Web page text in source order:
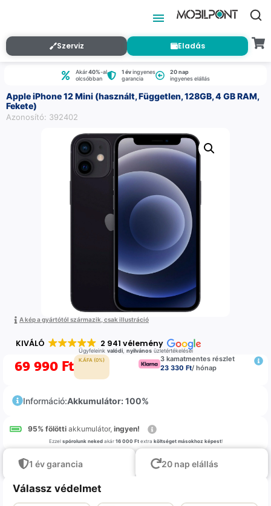
Szerviz Eladás
Akár40%-al
olcsóbban
1 évingyenes
garancia
20 nap
ingyenes elállás
Apple iPhone 12 Mini (használt, Független, 128GB, 4 GB RAM,
Fekete)
Azonosító: 392402
A kép a gyártótól származik, csak illustráció
KIVÁLÓ 2 941 vélemény
Ügyfeleink valódi, nyilvánosüzletértékelései
69 990 Ft K.ÁFA (0%)
3 kamatmentes részlet
23 330 Ft/ hónap
Információ:Akkumulátor: 100%
95% fölötti akkumulátor, ingyen!
Ezzel spórolunk nekedakár 16 000 Ftextra költséget másokhoz képest!
1 év garancia 20 nap elállás
Válassz védelmet